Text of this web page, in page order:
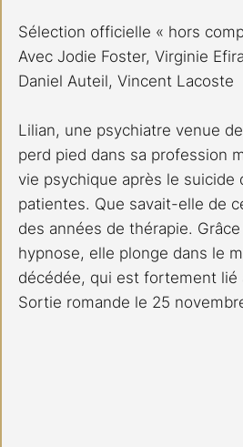
Sélection officielle « hors
Avec Jodie Foster, Virginie
Daniel Auteil, Vincent Lacoste
Lilian, une psychiatre venue
perd pied dans sa profession
vie psychique après le suicide
patientes. Que savait-elle de
des années de thérapie.
hypnose, elle plonge dans le
décédée, qui est fortement lié
Sortie romande le 25